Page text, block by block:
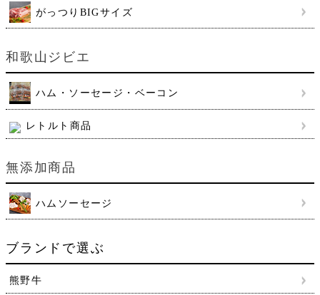
がっつりBIGサイズ
和歌山ジビエ
ハム・ソーセージ・ベーコン
レトルト商品
無添加商品
ハムソーセージ
ブランドで選ぶ
熊野牛